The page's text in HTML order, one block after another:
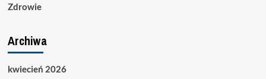
Zdrowie
Archiwa
kwiecień 2026